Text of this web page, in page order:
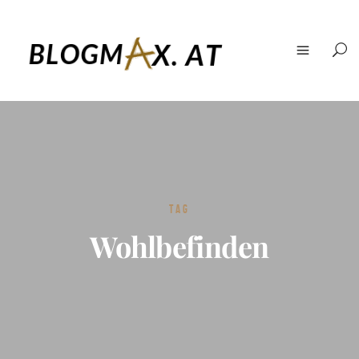
TAG
Wohlbefinden